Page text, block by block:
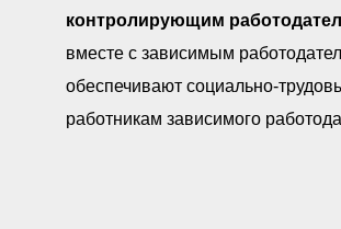
контролирующим
вместе с зависимым
обеспечивают социально-
работникам зависимого